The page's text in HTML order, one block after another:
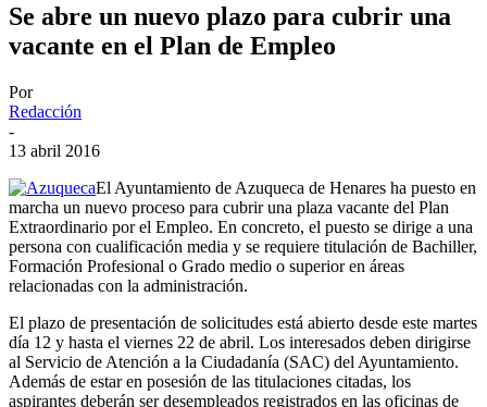
Se abre un nuevo plazo para cubrir una
vacante en el Plan de Empleo
Por
Redacción
-
13 abril 2016
El Ayuntamiento de Azuqueca de Henares ha puesto en
marcha un nuevo proceso para cubrir una plaza vacante del Plan
Extraordinario por el Empleo. En concreto, el puesto se dirige a una
persona con cualificación media y se requiere titulación de Bachiller,
Formación Profesional o Grado medio o superior en áreas
relacionadas con la administración.
El plazo de presentación de solicitudes está abierto desde este martes
día 12 y hasta el viernes 22 de abril. Los interesados deben dirigirse
al Servicio de Atención a la Ciudadanía (SAC) del Ayuntamiento.
Además de estar en posesión de las titulaciones citadas, los
aspirantes deberán ser desempleados registrados en las oficinas de